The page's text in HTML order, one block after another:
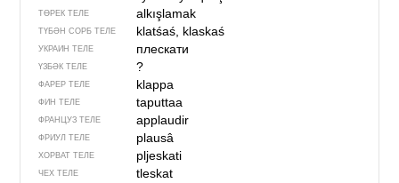
ТӨРЕК ТЕЛЕ alkışlamak
ТҮБӘН СОРБ ТЕЛЕ klatśaś, klaskaś
УКРАИН ТЕЛЕ плескати
ҮЗБӘК ТЕЛЕ ?
ФАРЕР ТЕЛЕ klappa
ФИН ТЕЛЕ taputtaa
ФРАНЦУЗ ТЕЛЕ applaudir
ФРИУЛ ТЕЛЕ plausâ
ХОРВАТ ТЕЛЕ pljeskati
ЧЕХ ТЕЛЕ tleskat